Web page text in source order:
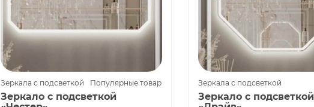
Зеркала с подсветкой Популярные товары
Зеркало с подсветкой
Зеркала с подсветкой
Зеркало с подсветкой